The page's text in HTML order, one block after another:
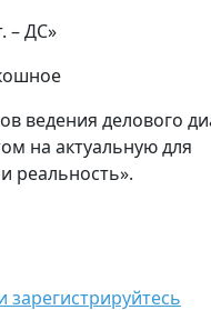
– ДС»
ведения делового
на актуальную для
реальность».
зарегистрируйтесь